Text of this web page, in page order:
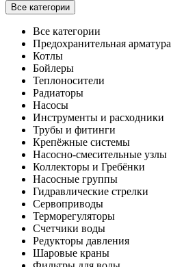
Все категории
Все категории
Предохранительная арматура
Котлы
Бойлеры
Теплоносители
Радиаторы
Насосы
Инструменты и расходники
Трубы и фитинги
Крепёжные системы
Насосно-смесительные узлы
Коллекторы и Гребёнки
Насосные группы
Гидравлические стрелки
Сервоприводы
Терморегуляторы
Счетчики воды
Редукторы давления
Шаровые краны